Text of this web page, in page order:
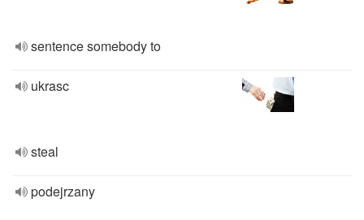
sentence somebody to
ukrasc
steal
podejrzany